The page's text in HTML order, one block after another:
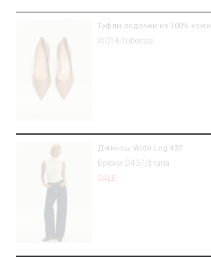
Туфли-лодочки из 100% кожи
W014/tuberose
Джинсы Wide Leg 437
Брюки D437/bruna
SALE